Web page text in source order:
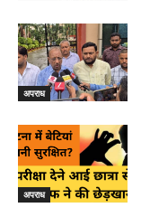
अपराध
अपराध